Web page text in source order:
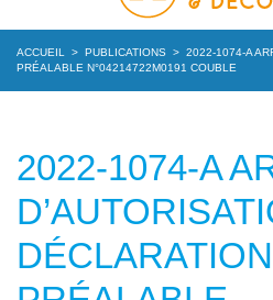
ACCUEIL > PUBLICATIONS > 2022-1074-A
PRÉALABLE N°04214722M0191 COUBLE
2022-1074-A
DÉCLARATION